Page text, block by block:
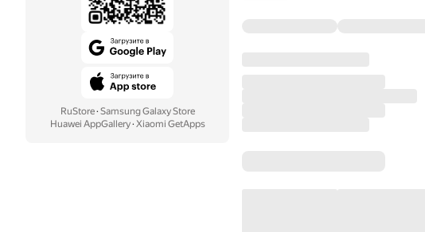
RuStore· Samsung Galaxy Store
Huawei AppGallery· Xiaomi GetApps